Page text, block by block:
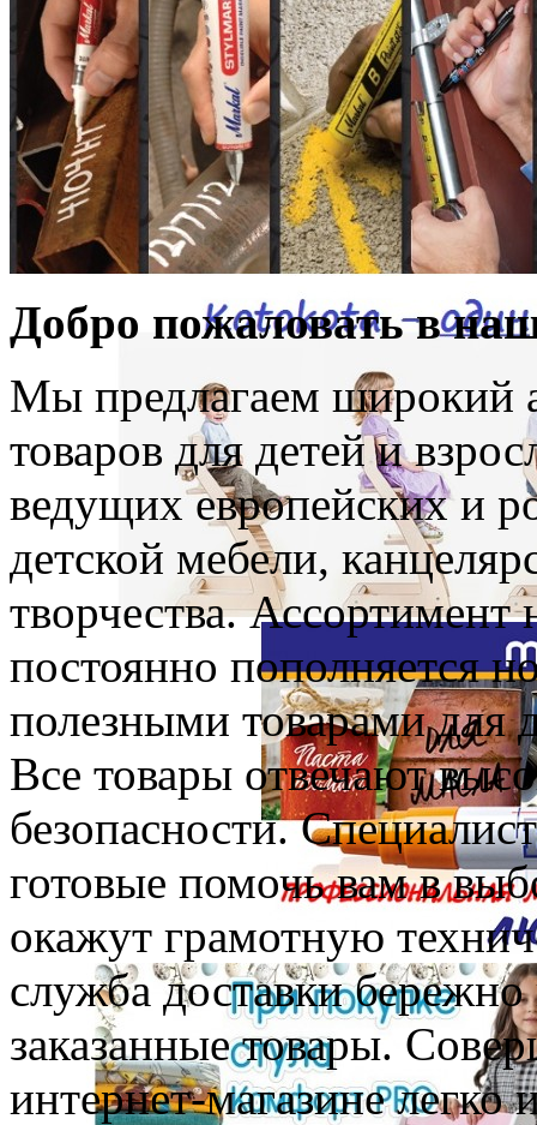
Добро пожаловать в
Мы предлагаем широкий
товаров для детей и
ведущих европейских и
детской мебели,
творчества. Ассортимент
постоянно пополняется
полезными товарами для
Все товары отвечают
безопасности.
готовые помочь вам в
окажут грамотную
служба доставки
заказанные товары.
интернет-магазине легко